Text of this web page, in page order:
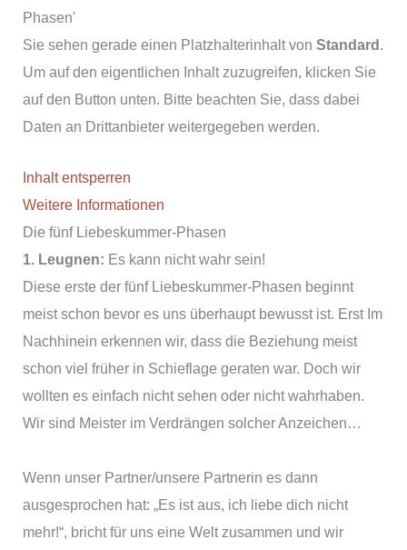
Phasen'
Sie sehen gerade einen Platzhalterinhalt vonStandard.
Um auf den eigentlichen Inhalt zuzugreifen, klicken Sie
auf den Button unten. Bitte beachten Sie, dass dabei
Daten an Drittanbieter weitergegeben werden.
Inhalt entsperren
Weitere Informationen
Die fünf Liebeskummer-Phasen
1. Leugnen: Es kann nicht wahr sein!
Diese erste der fünf Liebeskummer-Phasen beginnt
meist schon bevor es uns überhaupt bewusst ist. Erst Im
Nachhinein erkennen wir, dass die Beziehung meist
schon viel früher in Schieflage geraten war. Doch wir
wollten es einfach nicht sehen oder nicht wahrhaben.
Wir sind Meister im Verdrängen solcher Anzeichen…
Wenn unser Partner/unsere Partnerin es dann
ausgesprochen hat: „Es ist aus, ich liebe dich nicht
mehr!“, bricht für uns eine Welt zusammen und wir